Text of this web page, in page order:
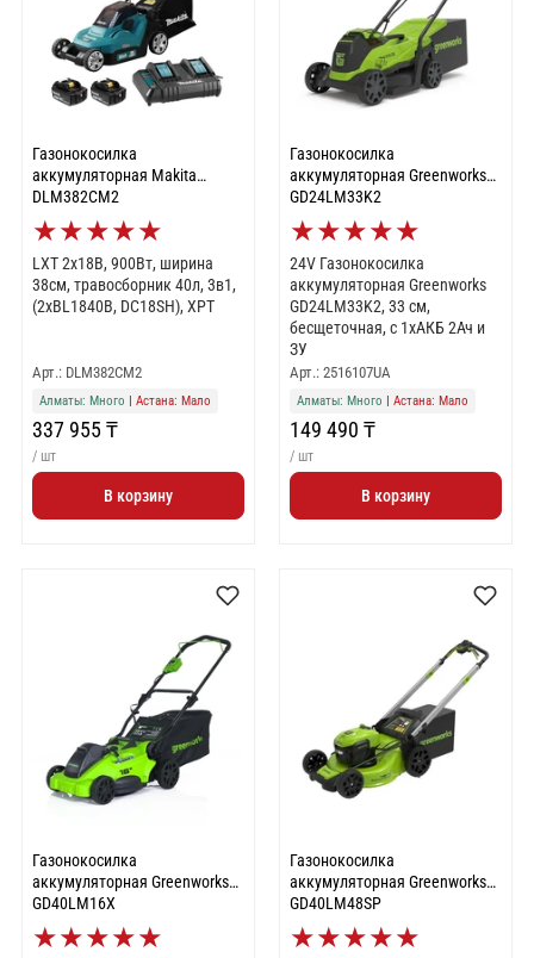
Газонокосилка
аккумуляторная Makita
DLM382CM2
★★★★★
LXT 2х18В, 900Вт, ширина
38см, травосборник 40л, 3в1,
(2xBL1840B, DC18SH), XPT
Арт.: DLM382CM2
Алматы: Много Астана: Мало
337 955 ₸
/ шт
В корзину
Газонокосилка
аккумуляторная Greenworks
GD24LM33K2
★★★★★
24V Газонокосилка
аккумуляторная Greenworks
GD24LM33K2, 33 см,
бесщеточная, с 1хАКБ 2Ач и
ЗУ
Арт.: 2516107UA
Алматы: Много Астана: Мало
149 490 ₸
/ шт
В корзину
Газонокосилка
аккумуляторная Greenworks
GD40LM16X
★★★★★
Газонокосилка
аккумуляторная Greenworks
GD40LM48SP
★★★★★